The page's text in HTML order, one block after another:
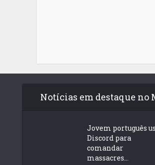
Notícias em destaque no
Jovem português
Discord para
comandar
massacres...